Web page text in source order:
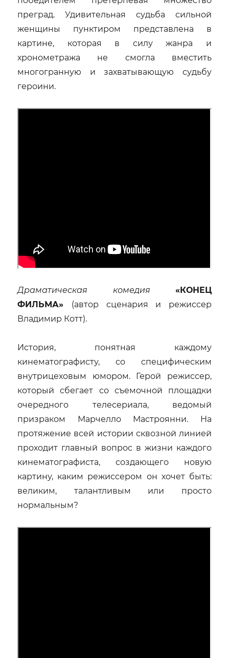
преград. Удивительная судьба сильной
женщины пунктиром представлена в
картине, которая в силу жанра и
хронометража не смогла вместить
многогранную и захватывающую судьбу
героини.
Драматическая комедия «КОНЕЦ
ФИЛЬМА» (автор сценария и режиссер
Владимир Котт).
История, понятная каждому
кинематографисту, со специфическим
внутрицеховым юмором. Герой режиссер,
который сбегает со съемочной площадки
очередного телесериала, ведомый
призраком Марчелло Мастроянни. На
протяжение всей истории сквозной линией
проходит главный вопрос в жизни каждого
кинематографиста, создающего новую
картину, каким режиссером он хочет быть:
великим, талантливым или просто
нормальным?